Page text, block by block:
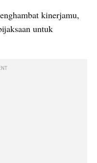
kinerjamu,
untuk